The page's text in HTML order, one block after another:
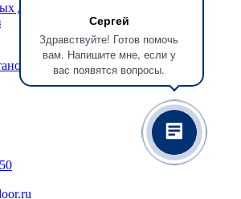
Сергей
Здравствуйте! Готов помочь
вам. Напишите мне, если у
вас появятся вопросы.
дверей